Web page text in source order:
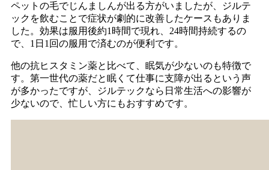
ペットの毛でじんましんが出る方がいましたが、ジルテ
ックを飲むことで症状が劇的に改善したケースもありま
した。効果は服用後約1時間で現れ、24時間持続するの
で、1日1回の服用で済むのが便利です。
他の抗ヒスタミン薬と比べて、眠気が少ないのも特徴で
す。第一世代の薬だと眠くて仕事に支障が出るという声
が多かったですが、ジルテックなら日常生活への影響が
少ないので、忙しい方にもおすすめです。